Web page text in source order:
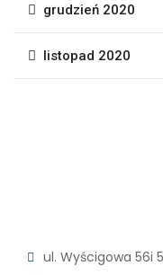
grudzień 2020
listopad 2020
ul. Wyścigowa 56i